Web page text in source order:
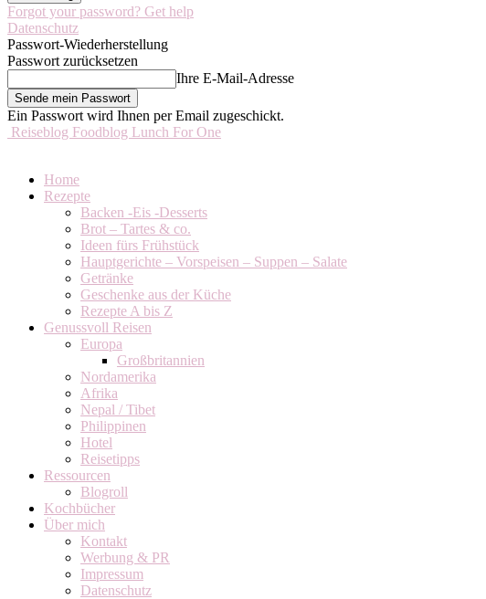
Forgot your password? Get help
Datenschutz
Passwort-Wiederherstellung
Passwort zurücksetzen
Ihre E-Mail-Adresse
Ein Passwort wird Ihnen per Email zugeschickt.
Reiseblog Foodblog Lunch For One
Home
Rezepte
Backen -Eis -Desserts
Brot – Tartes & co.
Ideen fürs Frühstück
Hauptgerichte – Vorspeisen – Suppen – Salate
Getränke
Geschenke aus der Küche
Rezepte A bis Z
Genussvoll Reisen
Europa
Großbritannien
Nordamerika
Afrika
Nepal / Tibet
Philippinen
Hotel
Reisetipps
Ressourcen
Blogroll
Kochbücher
Über mich
Kontakt
Werbung & PR
Impressum
Datenschutz